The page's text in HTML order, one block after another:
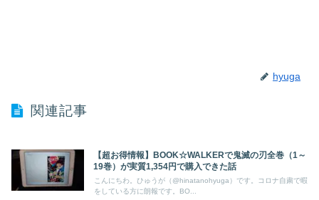
hyuga
関連記事
【超お得情報】BOOK☆WALKERで鬼滅の刃全巻（1～
19巻）が実質1,354円で購入できた話
こんにちわ。ひゅうが（@hinatanohyuga）です。コロナ自粛で暇
をしている方に朗報です。BO...